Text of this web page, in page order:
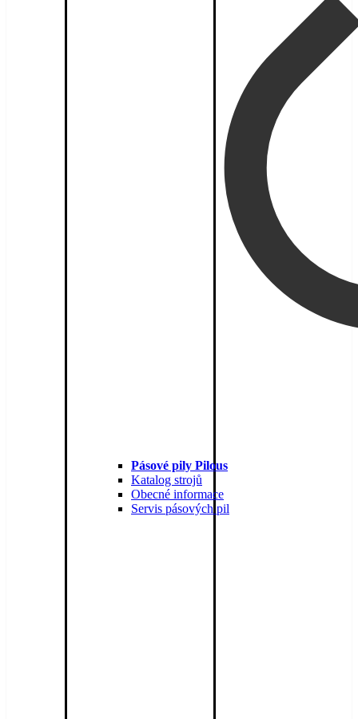
Pásové pily Pilous
Katalog strojů
Obecné informace
Servis pásových pil